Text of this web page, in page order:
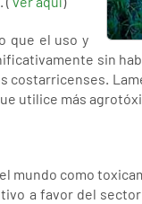
que el uso y
sin
costarricenses.
utilice más
mundo como
a favor del